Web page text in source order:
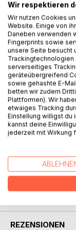
BESCHREIBUNG
Rangy Turner, ein
Hollywood -
lebt zusammen
Kindern ein
Trotz
charismatische
Unzufriedenheit.
Eines Tages
Venice Beach am
AUTOR/IN
REZENSIONEN
Wir respektieren
Wir nutzen Cookies
Website. Einige von
Daneben verwenden
Fingerprints sowie
unsere Seite besucht
serverseitiges
geräteübergreifend
sowie gehashte E-
betten wir zudem
Plattformen). Wir
etwaiges Tracking
Einstellung willigst du
kannst deine
jederzeit mit Wirkung